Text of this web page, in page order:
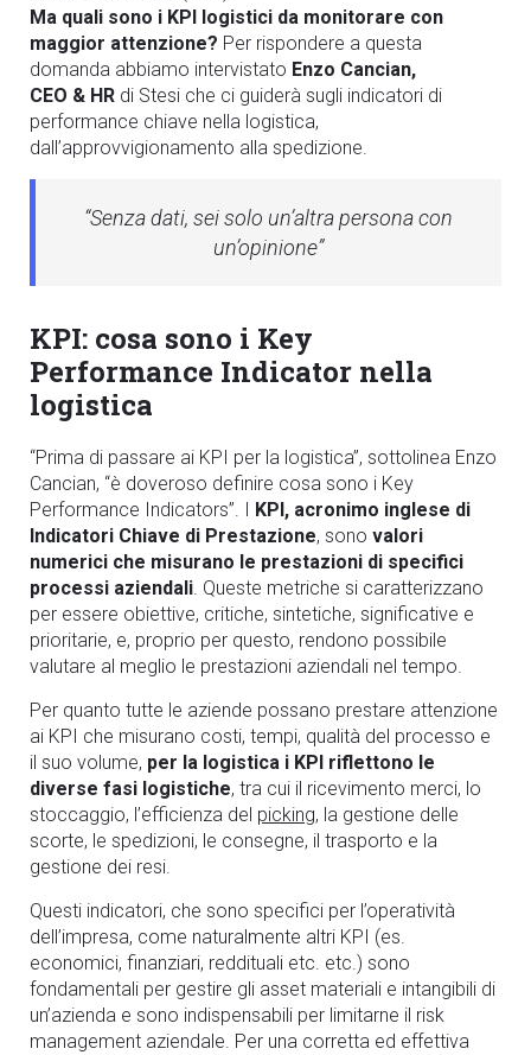
Ma quali sono i KPI logistici da monitorare con
maggior attenzione? Per rispondere a questa
domanda abbiamo intervistato Enzo Cancian,
CEO & HR di Stesi che ci guiderà sugli indicatori di
performance chiave nella logistica,
dall’approvvigionamento alla spedizione.
“Senza dati, sei solo un’altra persona con
un’opinione”
KPI: cosa sono i Key
Performance Indicator nella
logistica
“Prima di passare ai KPI per la logistica”, sottolinea Enzo
Cancian, “è doveroso definire cosa sono i Key
Performance Indicators”. I KPI, acronimo inglese di
Indicatori Chiave di Prestazione, sono valori
numerici che misurano le prestazioni di specifici
processi aziendali. Queste metriche si caratterizzano
per essere obiettive, critiche, sintetiche, significative e
prioritarie, e, proprio per questo, rendono possibile
valutare al meglio le prestazioni aziendali nel tempo.
Per quanto tutte le aziende possano prestare attenzione
ai KPI che misurano costi, tempi, qualità del processo e
il suo volume, per la logistica i KPI riflettono le
diverse fasi logistiche, tra cui il ricevimento merci, lo
stoccaggio, l’efficienza del picking, la gestione delle
scorte, le spedizioni, le consegne, il trasporto e la
gestione dei resi.
Questi indicatori, che sono specifici per l’operatività
dell’impresa, come naturalmente altri KPI (es.
economici, finanziari, reddituali etc. etc.) sono
fondamentali per gestire gli asset materiali e intangibili di
un’azienda e sono indispensabili per limitarne il risk
management aziendale. Per una corretta ed effettiva